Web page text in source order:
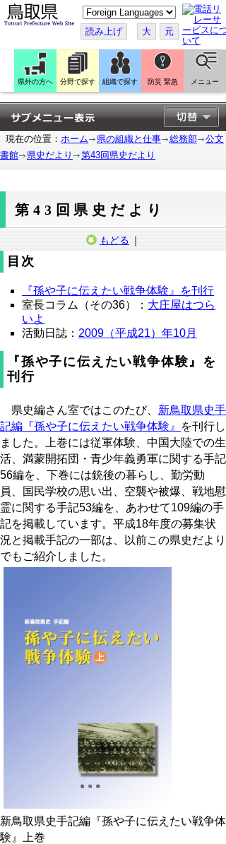
こ
の
ペ
ー
ジ
翻
訳
す
る
読み上げ 大 元
県外の方へ 分野で探す 組織で探す 防災 緊急 メニュー
現在の位置： ホーム 県の組織と仕事 総務部
公文
書館
県史だより 第43回県史だより
第43回県史だより
もどる ｜
目次
『孫や子に伝えたい戦争体験』を刊行
室長コラム（その36）： 大庄屋はつら
いよ
活動日誌： 2009（平成21）年10月
『孫や子に伝えたい戦争体験』を
刊行
県史編さん室ではこのたび、 新鳥取県史手
記編『孫や子に伝えたい戦争体験』
を刊行し
ました。上巻には従軍体験、中国大陸での生
活、満蒙開拓団・青少年義勇軍に関する手記
56編を、下巻には銃後の暮らし、勤労動
員、国民学校の思い出、空襲や被爆、戦地慰
霊に関する手記53編を、あわせて109編の手
記を掲載しています。平成18年度の募集状
況と掲載手記の一部は、以前この県史だより
でもご紹介しました。
新鳥取県史手記編『孫や子に伝えたい戦争体
験』上巻